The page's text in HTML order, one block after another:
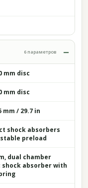
6 параметров
mm disc
mm disc
mm / 29.7 in
shock absorbers
preload
dual chamber
shock absorber with